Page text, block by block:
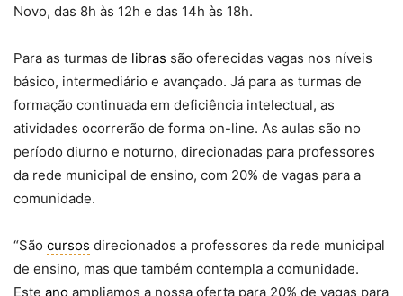
Novo, das 8h às 12h e das 14h às 18h.
Para as turmas de libras são oferecidas vagas nos níveis
básico, intermediário e avançado. Já para as turmas de
formação continuada em deficiência intelectual, as
atividades ocorrerão de forma on-line. As aulas são no
período diurno e noturno, direcionadas para professores
da rede municipal de ensino, com 20% de vagas para a
comunidade.
“São cursos direcionados a professores da rede municipal
de ensino, mas que também contempla a comunidade.
Este ano ampliamos a nossa oferta para 20% de vagas para